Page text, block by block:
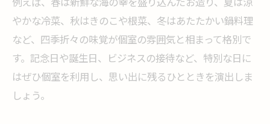
やかな冷菜、秋はきのこや根菜、冬はあたたかい鍋料理
など、四季折々の味覚が個室の雰囲気と相まって格別で
す。記念日や誕生日、ビジネスの接待など、特別な日に
はぜひ個室を利用し、思い出に残るひとときを演出しま
しょう。